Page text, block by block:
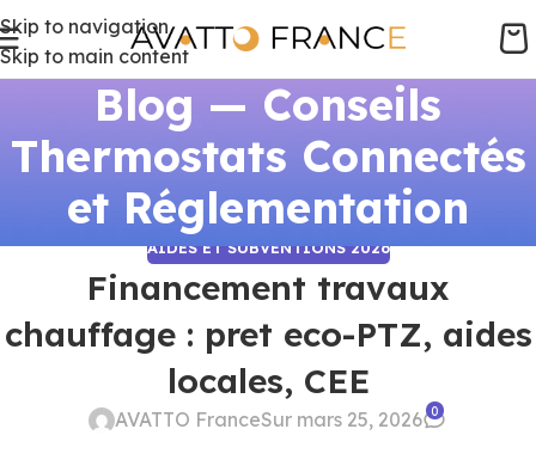
Skip to navigation
Skip to main content
Blog — Conseils
Thermostats Connectés
et Réglementation
AIDES ET SUBVENTIONS 2026
Financement travaux
chauffage : pret eco-PTZ, aides
locales, CEE
AVATTO FranceSur mars 25, 2026 0